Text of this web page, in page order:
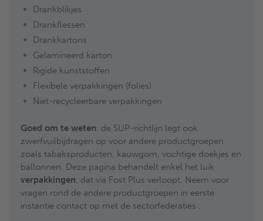
Drankblikjes
Drankflessen
Drankkartons
Gelamineerd karton
Rigide kunststoffen
Flexibele verpakkingen (folies)
Niet-recycleerbare verpakkingen
Goed om te weten: de SUP-richtlijn legt ook
zwerfvuilbijdragen op voor andere productgroepen
zoals tabaksproducten, kauwgom, vochtige doekjes en
ballonnen. Deze pagina behandelt enkel het luik
verpakkingen, dat via Fost Plus verloopt. Neem voor
vragen rond de andere productgroepen in eerste
instantie contact op met de sectorfederaties .